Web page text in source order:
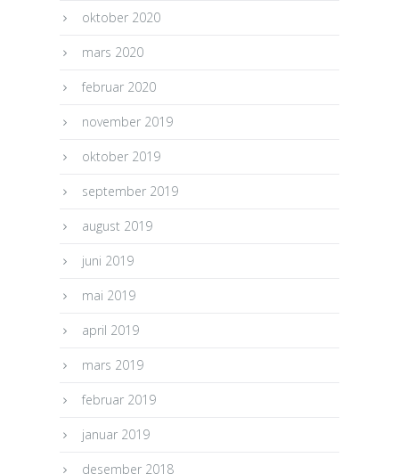
oktober 2020
mars 2020
februar 2020
november 2019
oktober 2019
september 2019
august 2019
juni 2019
mai 2019
april 2019
mars 2019
februar 2019
januar 2019
desember 2018